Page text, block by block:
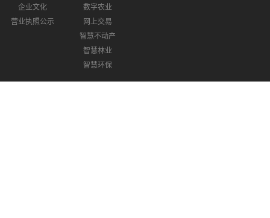
企业文化
营业执照公示
数字农业
网上交易
智慧不动产
智慧林业
智慧环保